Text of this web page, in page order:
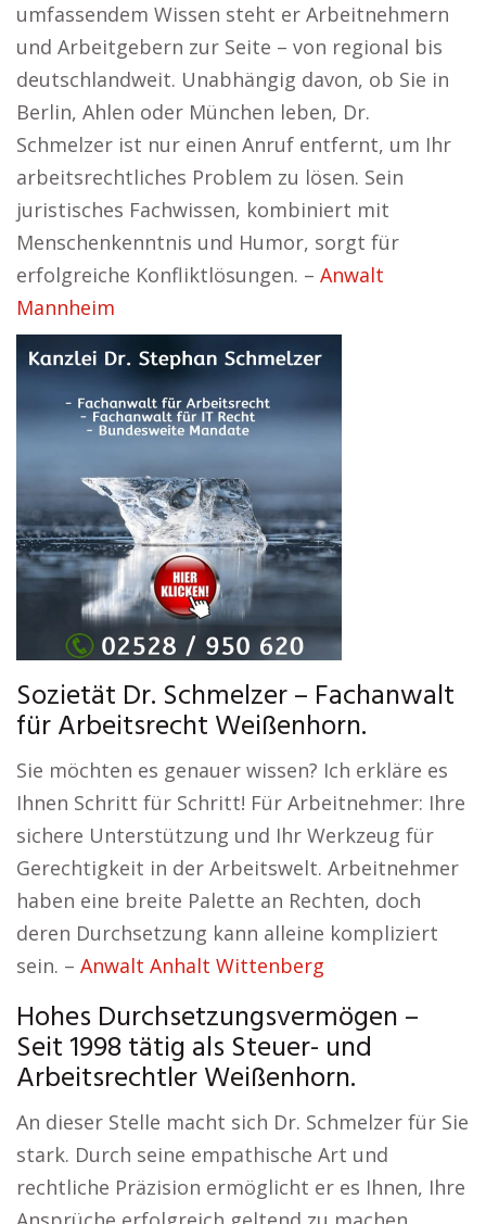
umfassendem Wissen steht er Arbeitnehmern
und Arbeitgebern zur Seite – von regional bis
deutschlandweit. Unabhängig davon, ob Sie in
Berlin, Ahlen oder München leben, Dr.
Schmelzer ist nur einen Anruf entfernt, um Ihr
arbeitsrechtliches Problem zu lösen. Sein
juristisches Fachwissen, kombiniert mit
Menschenkenntnis und Humor, sorgt für
erfolgreiche Konfliktlösungen. – Anwalt
Mannheim
Sozietät Dr. Schmelzer – Fachanwalt
für Arbeitsrecht Weißenhorn.
Sie möchten es genauer wissen? Ich erkläre es
Ihnen Schritt für Schritt! Für Arbeitnehmer: Ihre
sichere Unterstützung und Ihr Werkzeug für
Gerechtigkeit in der Arbeitswelt. Arbeitnehmer
haben eine breite Palette an Rechten, doch
deren Durchsetzung kann alleine kompliziert
sein. – Anwalt Anhalt Wittenberg
Hohes Durchsetzungsvermögen –
Seit 1998 tätig als Steuer- und
Arbeitsrechtler Weißenhorn.
An dieser Stelle macht sich Dr. Schmelzer für Sie
stark. Durch seine empathische Art und
rechtliche Präzision ermöglicht er es Ihnen, Ihre